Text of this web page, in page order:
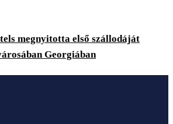
megnyitotta első szállodáját
Georgiában